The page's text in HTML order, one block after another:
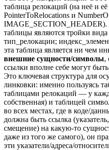
таблица релокаций (на неё и
PointerToRelocations и
IMAGE_SECTION_HEADER).
таблицы являются тройки
тип_релокации;
эта таблица является ни чем
внешние сущности/символы,
ссылки вполне себе могут
Это ключевая структура для
линковки: именно пользуясь
таблицами релокаций — у
собственная) и таблицей
во всех местах, где в коде/
должна быть ссылка
смещение) на какую-то
даже из того же самого), он
эти указатели/адреса/